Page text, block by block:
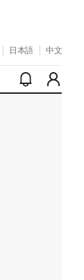
日本語 中文